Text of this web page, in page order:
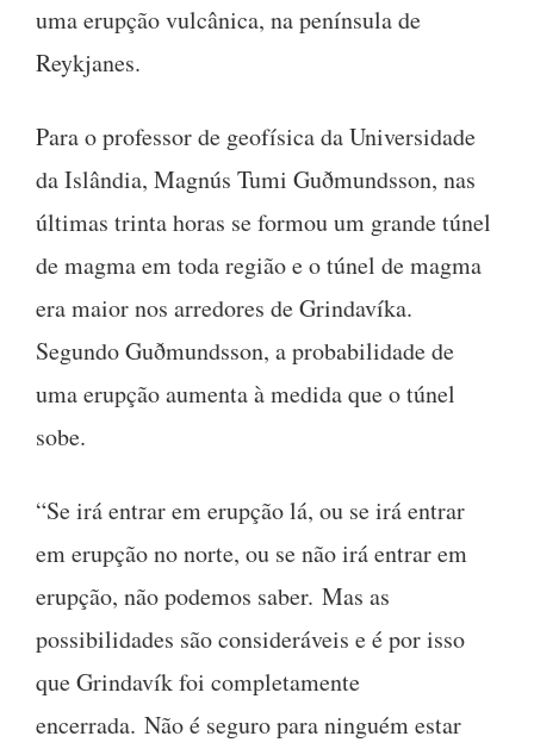
uma erupção vulcânica, na península de
Reykjanes.
Para o professor de geofísica da Universidade
da Islândia, Magnús Tumi Guðmundsson, nas
últimas trinta horas se formou um grande túnel
de magma em toda região e o túnel de magma
era maior nos arredores de Grindavíka.
Segundo Guðmundsson, a probabilidade de
uma erupção aumenta à medida que o túnel
sobe.
“Se irá entrar em erupção lá, ou se irá entrar
em erupção no norte, ou se não irá entrar em
erupção, não podemos saber. Mas as
possibilidades são consideráveis ​​e é por isso
que Grindavík foi completamente
encerrada. Não é seguro para ninguém estar